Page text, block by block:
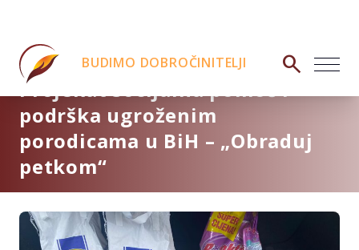
BUDIMO DOBROČINITELJI search
Projekat socijalna pomoć i
podrška ugroženim
porodicama u BiH – „Obraduj
petkom“